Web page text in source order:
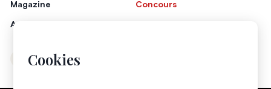
Cookies
Magazine
Annonceurs
Concours
Instagram